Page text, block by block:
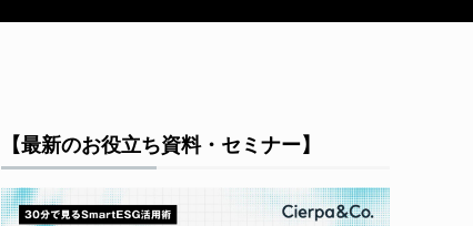
【最新のお役立ち資料・セミナー】